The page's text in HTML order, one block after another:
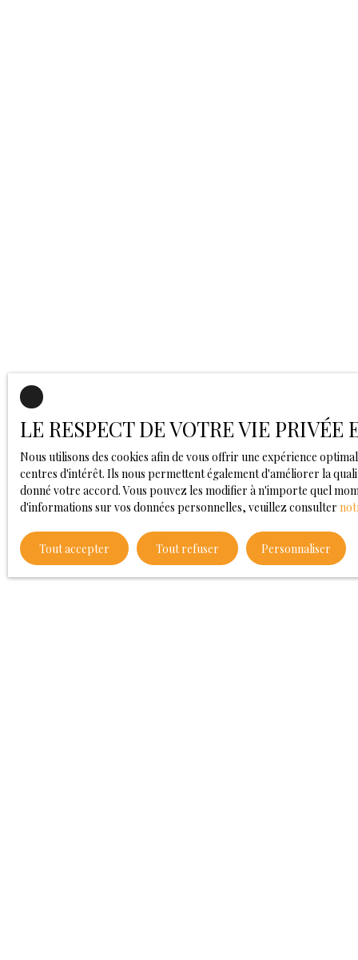
LE RESPECT DE VOTRE VIE PRIVÉE
Nous utilisons des cookies afin de vous offrir une expérience
centres d'intérêt. Ils nous permettent également d'améliorer la
donné votre accord. Vous pouvez les modifier à n'importe quel
d'informations sur vos données personnelles, veuillez consulter
Tout accepter Tout refuser Personnaliser